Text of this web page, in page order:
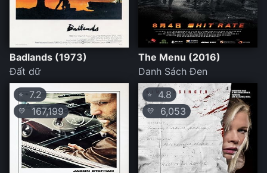
Badlands (1973)
Đất dữ
The Menu (2016)
Danh Sách Đen
⭐ 7.2
💛 167,199
⭐ 4.8
💛 6,053